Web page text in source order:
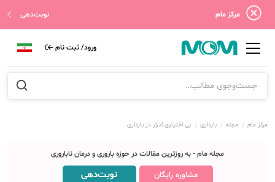
مرکز مام نوبت‌دهی
ورود/ ثبت نام
مرکز مام مجله بارداری بی اختیاری ادرار در بارداری
مجله مام - به روزترین مقالات در حوزه باروری و درمان ناباروری
مشاوره رایگان نوبت‌دهی